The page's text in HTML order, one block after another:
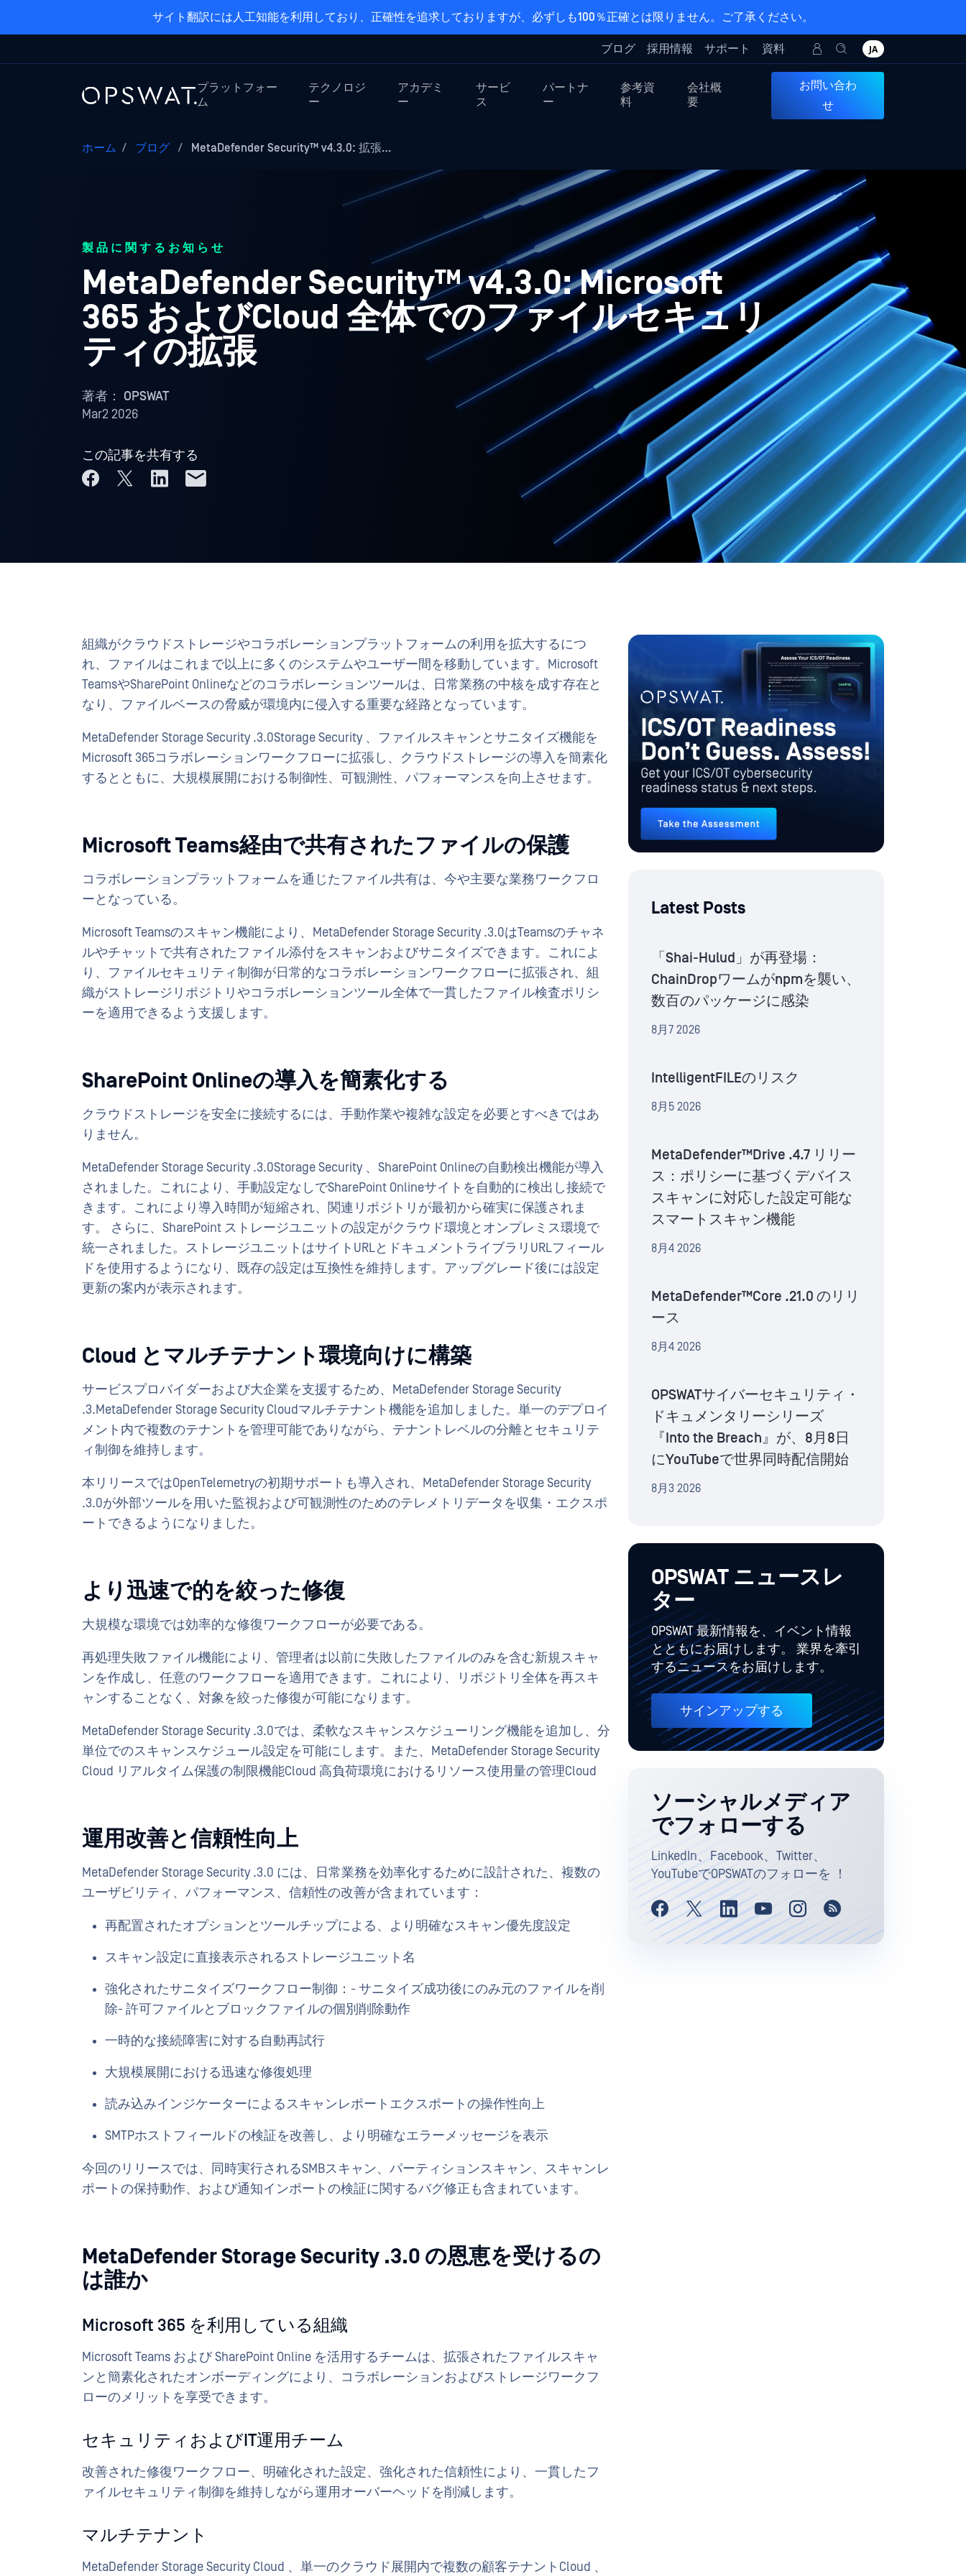
サイト翻訳には人工知能を利用しており、正確性を追求しておりますが、必ずしも100％正確とは限りません。ご了承ください。
ブログ 採用情報 サポート 資料 JA
プラットフォー
ム
テクノロジ
ー
アカデミ
ー
サービ
ス
パートナ
ー
参考資
料
会社概
要
お問い合わ
せ
ホーム / ブログ / MetaDefender Security™ v4.3.0: 拡張…
製品に関するお知らせ
MetaDefender Security™ v4.3.0: Microsoft
365 およびCloud 全体でのファイルセキュリ
ティの拡張
著者： OPSWAT
Mar2 2026
この記事を共有する
組織がクラウドストレージやコラボレーションプラットフォームの利用を拡大するにつ
れ、ファイルはこれまで以上に多くのシステムやユーザー間を移動しています。Microsoft
TeamsやSharePoint Onlineなどのコラボレーションツールは、日常業務の中核を成す存在と
なり、ファイルベースの脅威が環境内に侵入する重要な経路となっています。
MetaDefender Storage Security .3.0Storage Security 、ファイルスキャンとサニタイズ機能を
Microsoft 365コラボレーションワークフローに拡張し、クラウドストレージの導入を簡素化
するとともに、大規模展開における制御性、可観測性、パフォーマンスを向上させます。
Microsoft Teams経由で共有されたファイルの保護
コラボレーションプラットフォームを通じたファイル共有は、今や主要な業務ワークフロ
ーとなっている。
Microsoft Teamsのスキャン機能により、MetaDefender Storage Security .3.0はTeamsのチャネ
ルやチャットで共有されたファイル添付をスキャンおよびサニタイズできます。これによ
り、ファイルセキュリティ制御が日常的なコラボレーションワークフローに拡張され、組
織がストレージリポジトリやコラボレーションツール全体で一貫したファイル検査ポリシ
ーを適用できるよう支援します。
SharePoint Onlineの導入を簡素化する
クラウドストレージを安全に接続するには、手動作業や複雑な設定を必要とすべきではあ
りません。
MetaDefender Storage Security .3.0Storage Security 、SharePoint Onlineの自動検出機能が導入
されました。これにより、手動設定なしでSharePoint Onlineサイトを自動的に検出し接続で
きます。これにより導入時間が短縮され、関連リポジトリが最初から確実に保護されま
す。 さらに、SharePoint ストレージユニットの設定がクラウド環境とオンプレミス環境で
統一されました。ストレージユニットはサイトURLとドキュメントライブラリURLフィール
ドを使用するようになり、既存の設定は互換性を維持します。アップグレード後には設定
更新の案内が表示されます。
Cloud とマルチテナント環境向けに構築
サービスプロバイダーおよび大企業を支援するため、MetaDefender Storage Security
.3.MetaDefender Storage Security Cloudマルチテナント機能を追加しました。単一のデプロイ
メント内で複数のテナントを管理可能でありながら、テナントレベルの分離とセキュリテ
ィ制御を維持します。
本リリースではOpenTelemetryの初期サポートも導入され、MetaDefender Storage Security
.3.0が外部ツールを用いた監視および可観測性のためのテレメトリデータを収集・エクスポ
ートできるようになりました。
より迅速で的を絞った修復
大規模な環境では効率的な修復ワークフローが必要である。
再処理失敗ファイル機能により、管理者は以前に失敗したファイルのみを含む新規スキャ
ンを作成し、任意のワークフローを適用できます。これにより、リポジトリ全体を再スキ
ャンすることなく、対象を絞った修復が可能になります。
MetaDefender Storage Security .3.0では、柔軟なスキャンスケジューリング機能を追加し、分
単位でのスキャンスケジュール設定を可能にします。また、MetaDefender Storage Security
Cloud リアルタイム保護の制限機能Cloud 高負荷環境におけるリソース使用量の管理Cloud
運用改善と信頼性向上
MetaDefender Storage Security .3.0 には、日常業務を効率化するために設計された、複数の
ユーザビリティ、パフォーマンス、信頼性の改善が含まれています：
再配置されたオプションとツールチップによる、より明確なスキャン優先度設定
スキャン設定に直接表示されるストレージユニット名
強化されたサニタイズワークフロー制御：- サニタイズ成功後にのみ元のファイルを削
除- 許可ファイルとブロックファイルの個別削除動作
一時的な接続障害に対する自動再試行
大規模展開における迅速な修復処理
読み込みインジケーターによるスキャンレポートエクスポートの操作性向上
SMTPホストフィールドの検証を改善し、より明確なエラーメッセージを表示
今回のリリースでは、同時実行されるSMBスキャン、パーティションスキャン、スキャンレ
ポートの保持動作、および通知インポートの検証に関するバグ修正も含まれています。
MetaDefender Storage Security .3.0 の恩恵を受けるの
は誰か
Microsoft 365 を利用している組織
Microsoft Teams および SharePoint Online を活用するチームは、拡張されたファイルスキャ
ンと簡素化されたオンボーディングにより、コラボレーションおよびストレージワークフ
ローのメリットを享受できます。
セキュリティおよびIT運用チーム
改善された修復ワークフロー、明確化された設定、強化された信頼性により、一貫したフ
ァイルセキュリティ制御を維持しながら運用オーバーヘッドを削減します。
マルチテナント
MetaDefender Storage Security Cloud 、単一のクラウド展開内で複数の顧客テナントCloud 、
Latest Posts
「Shai-Hulud」が再登場：
ChainDropワームがnpmを襲い、
数百のパッケージに感染
8月7 2026
IntelligentFILEのリスク
8月5 2026
MetaDefender™Drive .4.7 リリー
ス：ポリシーに基づくデバイス
スキャンに対応した設定可能な
スマートスキャン機能
8月4 2026
MetaDefender™Core .21.0 のリリ
ース
8月4 2026
OPSWATサイバーセキュリティ・
ドキュメンタリーシリーズ
『Into the Breach』が、8月8日
にYouTubeで世界同時配信開始
8月3 2026
OPSWAT ニュースレ
ター
OPSWAT 最新情報を、イベント情報
とともにお届けします。 業界を牽引
するニュースをお届けします。
サインアップする
ソーシャルメディア
でフォローする
LinkedIn、Facebook、Twitter、
YouTubeでOPSWATのフォローを ！